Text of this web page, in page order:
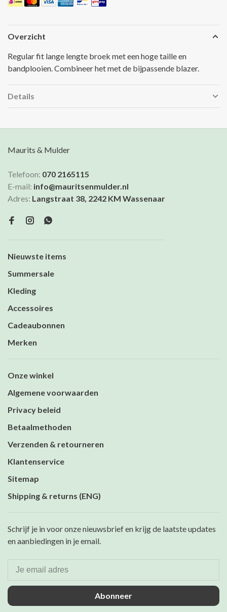
Overzicht
Regular fit lange lengte broek met een hoge taille en
bandplooien. Combineer het met de bijpassende blazer.
Details
Maurits & Mulder
Telefoon: 070 2165115
E-mail: info@mauritsenmulder.nl
Adres: Langstraat 38, 2242 KM Wassenaar
Nieuwste items
Summersale
Kleding
Accessoires
Cadeaubonnen
Merken
Onze winkel
Algemene voorwaarden
Privacy beleid
Betaalmethoden
Verzenden & retourneren
Klantenservice
Sitemap
Shipping & returns (ENG)
Schrijf je in voor onze nieuwsbrief en krijg de laatste updates
en aanbiedingen in je email.
Abonneer